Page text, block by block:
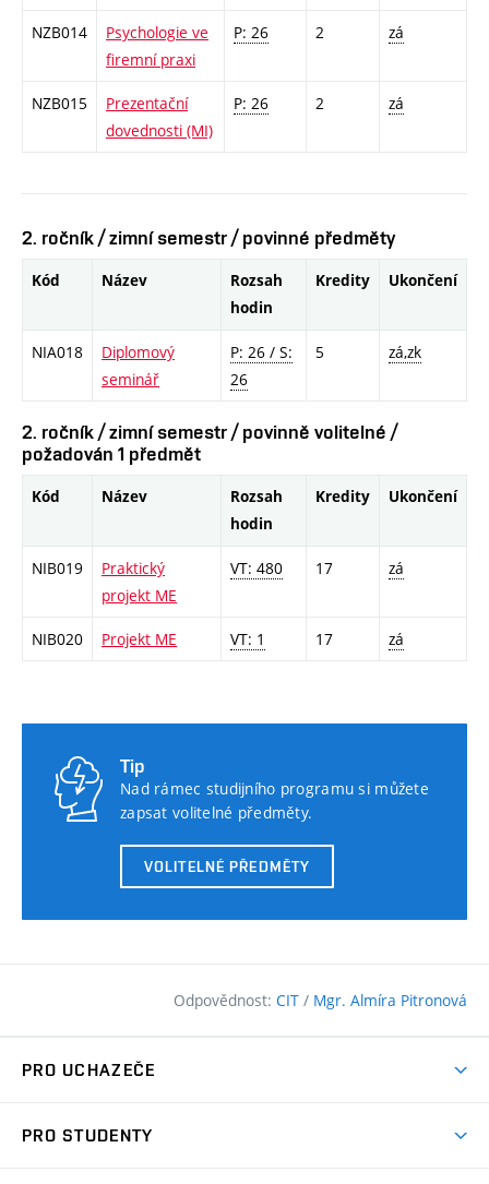
NZB014
Psychologie ve
firemní praxi
P: 26 2 zá
NZB015
Prezentační
dovednosti (MI)
P: 26 2 zá
2. ročník / zimní semestr / povinné předměty
Kód Název
Rozsah
hodin
Kredity Ukončení
NIA018
Diplomový
seminář
P: 26 / S:
26
5 zá,zk
2. ročník / zimní semestr / povinně volitelné /
požadován 1 předmět
Kód Název
Rozsah
hodin
Kredity Ukončení
NIB019
Praktický
projekt ME
VT: 480 17 zá
NIB020 Projekt ME VT: 1 17 zá
Tip
Nad rámec studijního programu si můžete
zapsat volitelné předměty.
VOLITELNÉ PŘEDMĚTY
Odpovědnost: CIT / Mgr. Almíra Pitronová
PRO UCHAZEČE
PRO STUDENTY